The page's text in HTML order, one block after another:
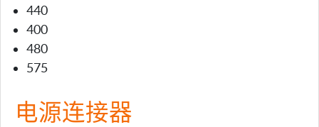
440
400
480
575
电源连接器